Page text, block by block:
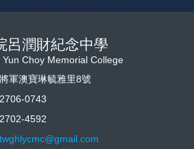
呂潤財紀念中學
Yun Choy Memorial College
軍澳寶琳毓雅里8號
0743
4592
twghlycmc@gmail.com